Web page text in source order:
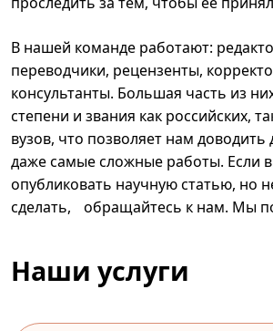
В нашей команде работают:
переводчики, рецензенты,
консультанты. Большая часть из
степени и звания как российских,
вузов, что позволяет нам доводить
даже самые сложные работы. Если
опубликовать научную статью, но
сделать, обращайтесь к нам. Мы
Наши услуги